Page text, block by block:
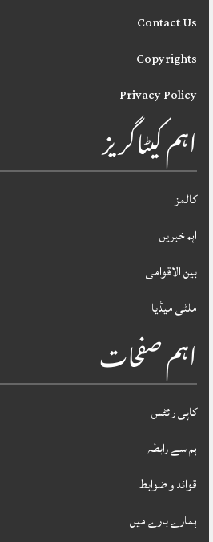
Contact Us
Copyrights
Privacy Policy
اہم کیٹاگریز
کالمز
اہم خبریں
بین الاقوامی
ملٹی میڈیا
اہم صفحات
کاپی رائٹس
ہم سے رابطہ
قوائد و ضوابط
ہمارے بارے میں